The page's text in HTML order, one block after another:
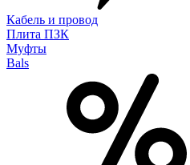
Кабель и провод
Плита ПЗК
Муфты
Bals